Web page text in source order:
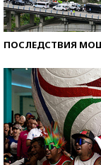
ПОСЛЕДСТВИЯ